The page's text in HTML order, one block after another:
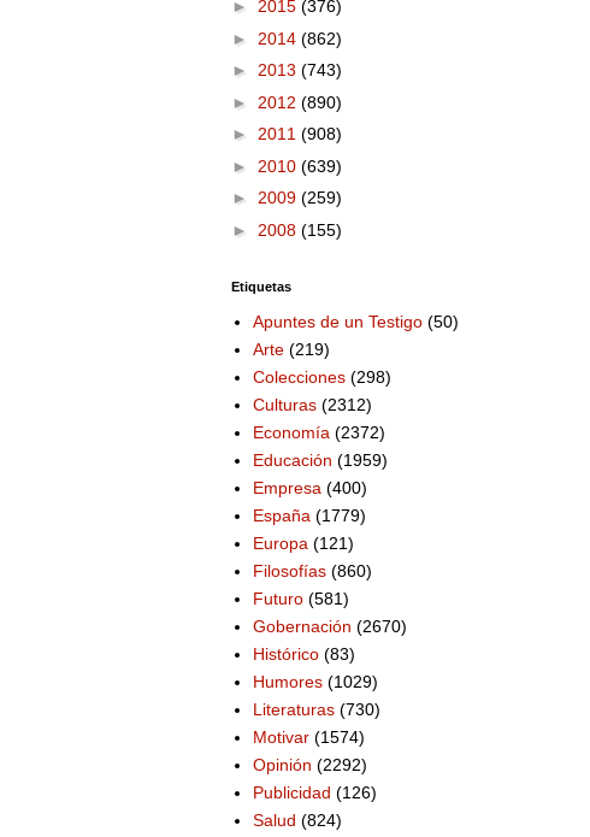
► 2015 (376)
► 2014 (862)
► 2013 (743)
► 2012 (890)
► 2011 (908)
► 2010 (639)
► 2009 (259)
► 2008 (155)
Etiquetas
Apuntes de un Testigo (50)
Arte (219)
Colecciones (298)
Culturas (2312)
Economía (2372)
Educación (1959)
Empresa (400)
España (1779)
Europa (121)
Filosofías (860)
Futuro (581)
Gobernación (2670)
Histórico (83)
Humores (1029)
Literaturas (730)
Motivar (1574)
Opinión (2292)
Publicidad (126)
Salud (824)